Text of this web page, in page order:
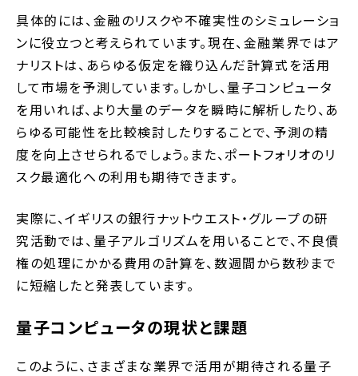
具体的には、金融のリスクや不確実性のシミュレーショ
ンに役立つと考えられています。現在、金融業界ではア
ナリストは、あらゆる仮定を織り込んだ計算式を活用
して市場を予測しています。しかし、量子コンピュータ
を用いれば、より大量のデータを瞬時に解析したり、あ
らゆる可能性を比較検討したりすることで、予測の精
度を向上させられるでしょう。また、ポートフォリオのリ
スク最適化への利用も期待できます。
実際に、イギリスの銀行ナットウエスト・グループの研
究活動では、量子アルゴリズムを用いることで、不良債
権の処理にかかる費用の計算を、数週間から数秒まで
に短縮したと発表しています。
量子コンピュータの現状と課題
このように、さまざまな業界で活用が期待される量子